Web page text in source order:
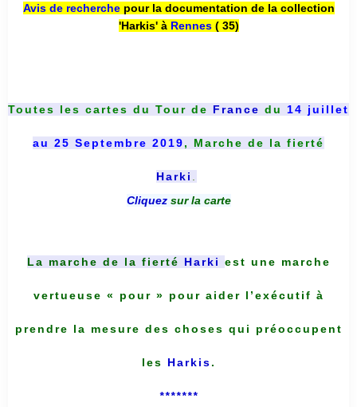
Avis de recherche pour la documentation de la collection
'Harkis' à Rennes( 35)
Toutes les cartes du Tour de France du 14 juillet
au 25 Septembre 2019, Marche de la fierté
Harki
Cliquez sur la carte
La marche de la fierté Harki est une marche
vertueuse « pour » pour aider l’exécutif à
prendre la mesure des choses qui préoccupent
les Harkis.
*******